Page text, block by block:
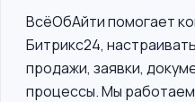
ВсёОбАйти помогает
Битрикс24,
продажи, заявки,
процессы. Мы